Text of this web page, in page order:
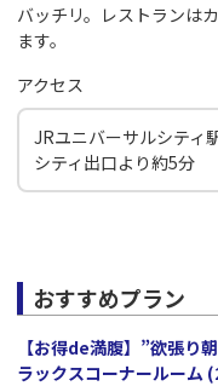
バッチリ。レストランは
ます。
アクセス
JRユニバーサルシティ
シティ出口より約5分
おすすめプラン
【お得de満腹】”欲張り
ラックスコーナールーム